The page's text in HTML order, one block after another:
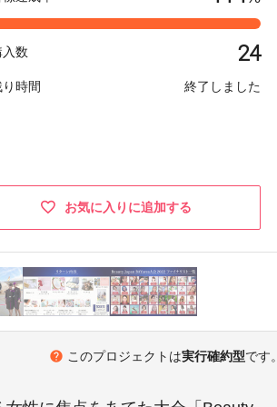
入数 24
り時間 終了しました
お気に入りに追加する
help このプロジェクトは実行確約型です。